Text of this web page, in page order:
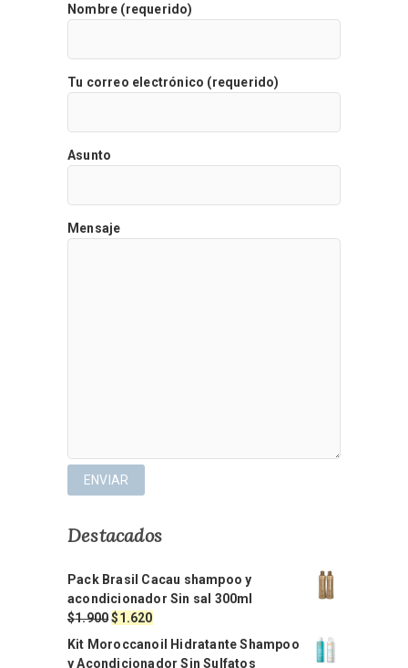
Nombre (requerido)
Tu correo electrónico (requerido)
Asunto
Mensaje
Destacados
Pack Brasil Cacau shampoo y
acondicionador Sin sal 300ml
$1.900El
original
$1.620El
precio
actual
Kit Moroccanoil Hidratante Shampoo
y Acondicionador Sin Sulfatos